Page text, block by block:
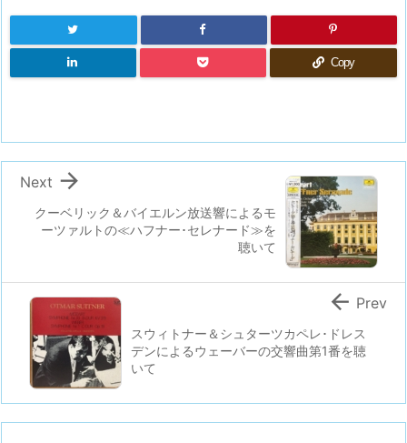
Copy
クーベリック＆バイエルン放送響によるモ
ーツァルトの≪ハフナー･セレナード≫を
聴いて

Next
スウィトナー＆シュターツカペレ･ドレス
デンによるウェーバーの交響曲第1番を聴
いて
 Prev